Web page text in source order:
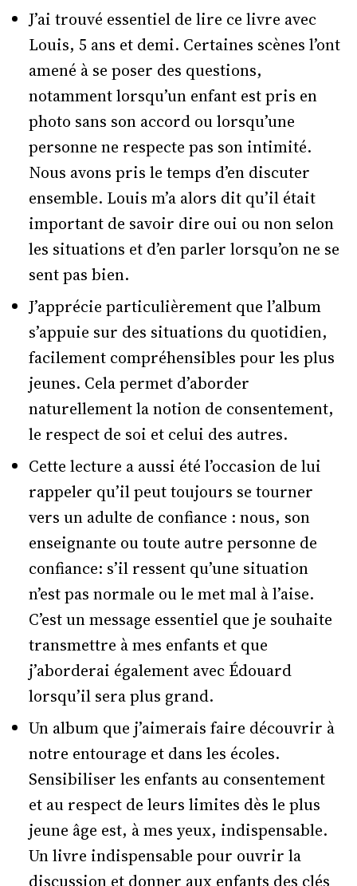
J’ai trouvé essentiel de lire ce livre avec
Louis, 5 ans et demi. Certaines scènes l’ont
amené à se poser des questions,
notamment lorsqu’un enfant est pris en
photo sans son accord ou lorsqu’une
personne ne respecte pas son intimité.
Nous avons pris le temps d’en discuter
ensemble. Louis m’a alors dit qu’il était
important de savoir dire oui ou non selon
les situations et d’en parler lorsqu’on ne se
sent pas bien.
J’apprécie particulièrement que l’album
s’appuie sur des situations du quotidien,
facilement compréhensibles pour les plus
jeunes. Cela permet d’aborder
naturellement la notion de consentement,
le respect de soi et celui des autres.
Cette lecture a aussi été l’occasion de lui
rappeler qu’il peut toujours se tourner
vers un adulte de confiance : nous, son
enseignante ou toute autre personne de
confiance: s’il ressent qu’une situation
n’est pas normale ou le met mal à l’aise.
C’est un message essentiel que je souhaite
transmettre à mes enfants et que
j’aborderai également avec Édouard
lorsqu’il sera plus grand.
Un album que j’aimerais faire découvrir à
notre entourage et dans les écoles.
Sensibiliser les enfants au consentement
et au respect de leurs limites dès le plus
jeune âge est, à mes yeux, indispensable.
Un livre indispensable pour ouvrir la
discussion et donner aux enfants des clés